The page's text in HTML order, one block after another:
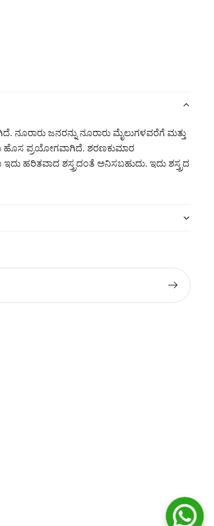
ಜನರನ್ನು ನೂರಾರು ಮೈಲುಗಳವರೆಗೆ ಮತ್ತು
ಹೊಸ ಪ್ರಯೋಗವಾಗಿದೆ. ಶರಣಕುಮಾರ
ಹರಿತವಾದ ಶಸ್ತ್ರದಂತೆ ಅನಿಸಬಹುದು. ಇದು ಶಸ್ತ್ರದ